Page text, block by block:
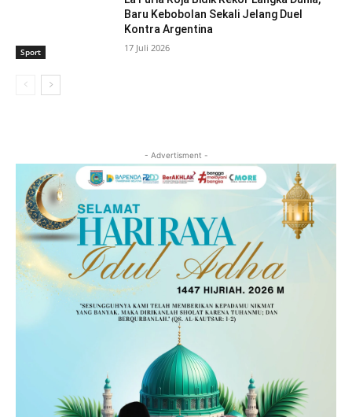
Sport
Baru Kebobolan Sekali Jelang Duel
Kontra Argentina
17 Juli 2026
- Advertisment -